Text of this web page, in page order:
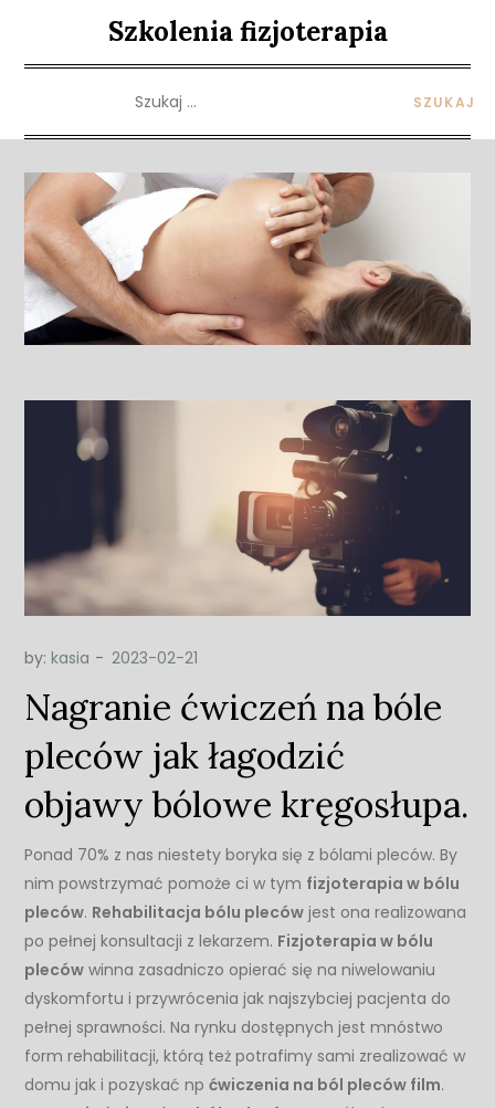
content
Szkolenia fizjoterapia
by:kasia
Nagranie ćwiczeń na bóle
pleców jak łagodzić
objawy bólowe kręgosłupa.
Ponad 70% z nas niestety boryka się z bólami pleców. By
nim powstrzymać pomoże ci w tym fizjoterapia w bólu
pleców. Rehabilitacja bólu pleców jest ona realizowana
po pełnej konsultacji z lekarzem. Fizjoterapia w bólu
pleców winna zasadniczo opierać się na niwelowaniu
dyskomfortu i przywrócenia jak najszybciej pacjenta do
pełnej sprawności. Na rynku dostępnych jest mnóstwo
form rehabilitacji, którą też potrafimy sami zrealizować w
domu jak i pozyskać npćwiczenia na ból pleców film.